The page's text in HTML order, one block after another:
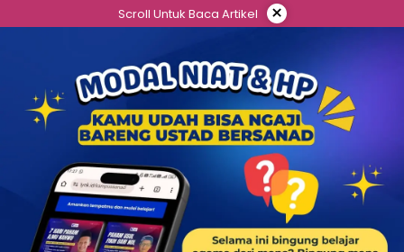
to
Scroll Untuk Baca Artikel ×